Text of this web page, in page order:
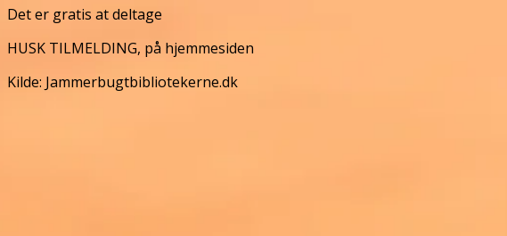
Det er gratis at deltage
HUSK TILMELDING, på hjemmesiden
Kilde: Jammerbugtbibliotekerne.dk